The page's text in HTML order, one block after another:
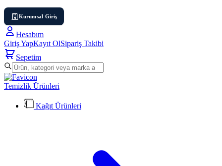
Kurumsal Giriş
Hesabım
Giriş YapKayıt OlSipariş Takibi
Sepetim
Temizlik Ürünleri
Kağıt Ürünleri